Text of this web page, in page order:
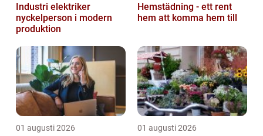
Industri elektriker
nyckelperson i modern
produktion
Hemstädning - ett rent
hem att komma hem till
01 augusti 2026 01 augusti 2026